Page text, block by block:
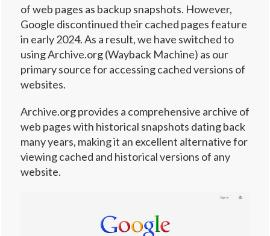
of web pages as backup snapshots. However,
Google discontinued their cached pages feature
in early 2024. As a result, we have switched to
using Archive.org (Wayback Machine) as our
primary source for accessing cached versions of
websites.
Archive.org provides a comprehensive archive of
web pages with historical snapshots dating back
many years, making it an excellent alternative for
viewing cached and historical versions of any
website.